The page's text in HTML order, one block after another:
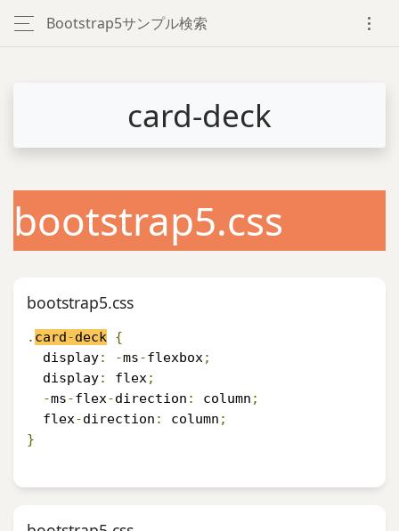
Bootstrap5サンプル検索
card-deck
bootstrap5.css
bootstrap5.css
. card-deck {
  display
: -ms-flexbox;
  display
: flex;
-ms-flex-direction : column ;
  flex
-direction : column ;
}